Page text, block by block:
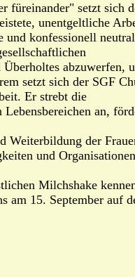
füreinander" setzt sich
unentgeltliche
und konfessionell
Überholtes abzuwerfen,
setzt sich der SGF
Er strebt die
an,
Weiterbildung der
und
Milchshake
am 15. September auf